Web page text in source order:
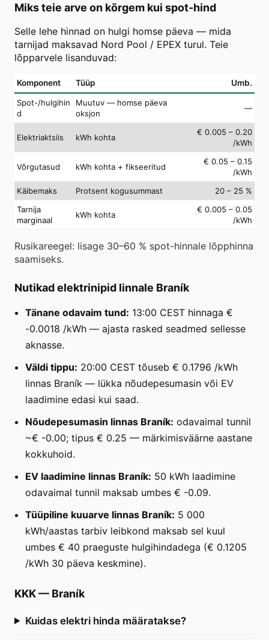
Miks teie arve on kõrgem kui spot-hind
Selle lehe hinnad on hulgi homse päeva — mida
tarnijad maksavad Nord Pool / EPEX turul. Teie
lõpparvele lisanduvad:
Komponent Tüüp Umb.
Spot-/hulgihin
d
Muutuv — homse päeva
oksjon
—
Elektriaktsiis kWh kohta
€ 0.005 – 0.20
/kWh
Võrgutasud kWh kohta + fikseeritud
€ 0.05 – 0.15
/kWh
Käibemaks
Protsent kogusummast
20 – 25 %
Tarnija
marginaal
kWh kohta
€ 0.005 – 0.05
/kWh
Rusikareegel: lisage 30–60 % spot-hinnale lõpphinna
saamiseks.
Nutikad elektrinipid linnale Braník
Tänane odavaim tund: 13:00 CEST hinnaga €
-0.0018 /kWh — ajasta rasked seadmed sellesse
aknasse.
Väldi tippu: 20:00 CEST tõuseb € 0.1796 /kWh
linnas Braník — lükka nõudepesumasin või EV
laadimine edasi kui saad.
Nõudepesumasin linnas Braník: odavaimal tunnil
~€ -0.00; tipus € 0.25 — märkimisväärne aastane
kokkuhoid.
EV laadimine linnas Braník: 50 kWh laadimine
odavaimal tunnil maksab umbes € -0.09.
Tüüpiline kuuarve linnas Braník: 5 000
kWh/aastas tarbiv leibkond maksab sel kuul
umbes € 40 praeguste hulgihindadega (€ 0.1205
/kWh 30 päeva keskmine).
KKK— Braník
Kuidas elektri hinda määratakse?